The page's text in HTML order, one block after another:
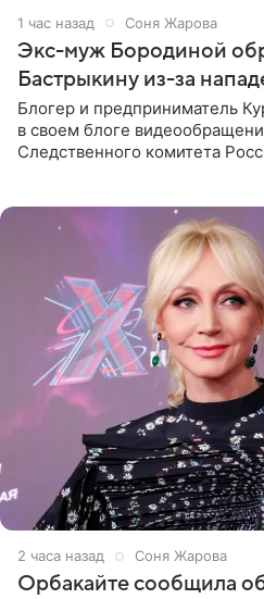
1 час назад Соня Жарова
Экс-муж Бородиной
Бастрыкину из-за
Блогер и предприниматель
в своем блоге
Следственного комитета
2 часа назад Соня Жарова
Орбакайте сообщила